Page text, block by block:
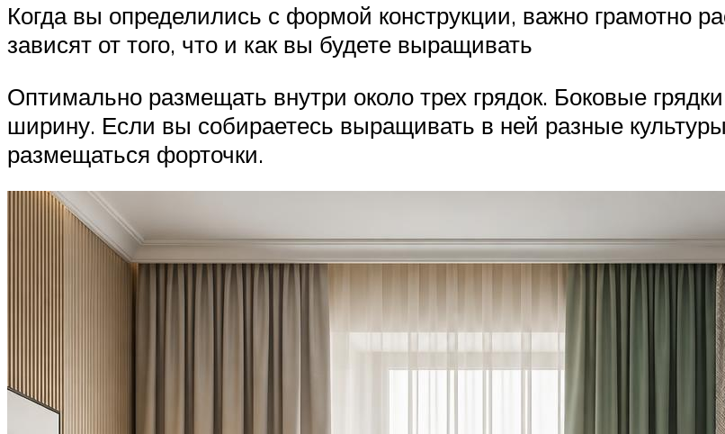
Когда вы определились с формой конструкции, важно грамотно
зависят от того, что и как вы будете выращивать
Оптимально размещать внутри около трех грядок. Боковые
ширину. Если вы собираетесь выращивать в ней разные
размещаться форточки.